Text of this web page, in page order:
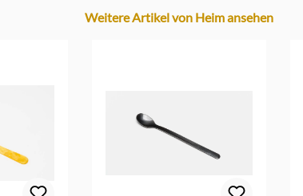
Weitere Artikel von Heim ansehen